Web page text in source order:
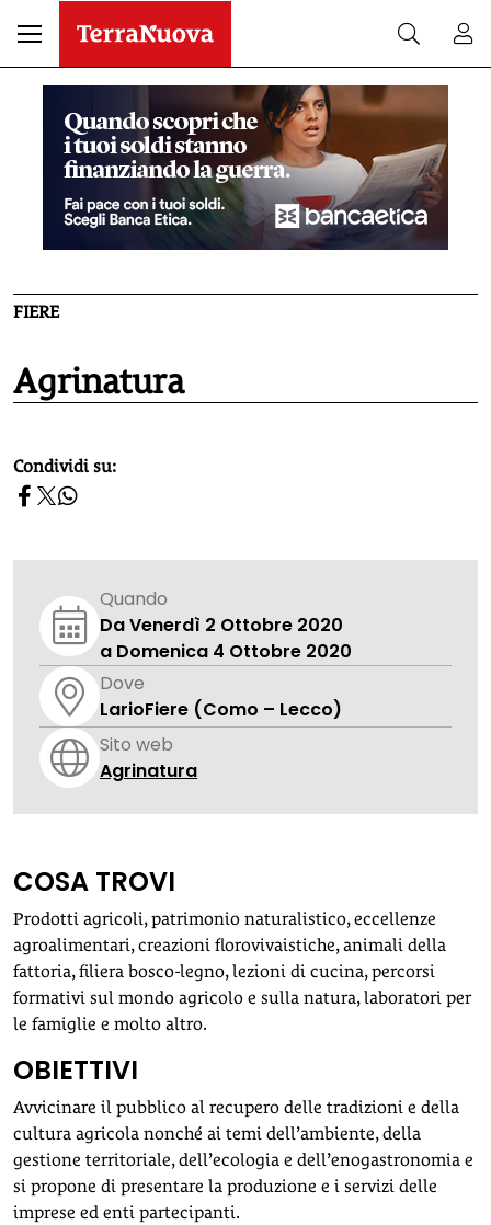
FIERE
Agrinatura
homepage h2
Condividi su:
Quando
Da Venerdì 2 Ottobre 2020
a Domenica 4 Ottobre 2020
Dove
LarioFiere (Como – Lecco)
Sito web
Agrinatura
COSA TROVI
Prodotti agricoli, patrimonio naturalistico, eccellenze
agroalimentari, creazioni florovivaistiche, animali della
fattoria, filiera bosco-legno, lezioni di cucina, percorsi
formativi sul mondo agricolo e sulla natura, laboratori per
le famiglie e molto altro.
OBIETTIVI
Avvicinare il pubblico al recupero delle tradizioni e della
cultura agricola nonché ai temi dell’ambiente, della
gestione territoriale, dell’ecologia e dell’enogastronomia e
si propone di presentare la produzione e i servizi delle
imprese ed enti partecipanti.